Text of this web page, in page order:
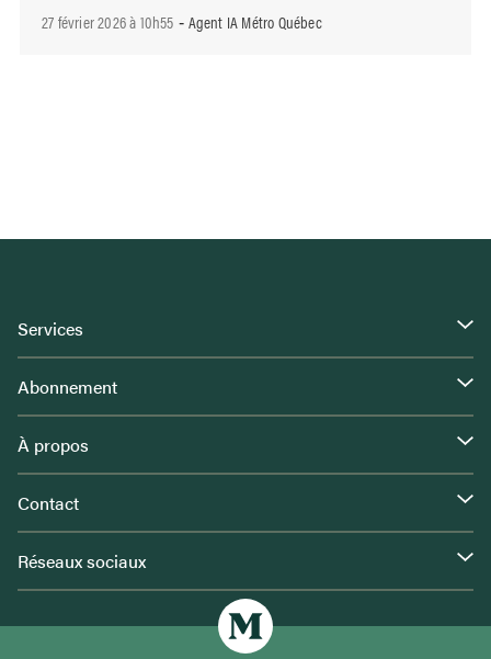
27 février 2026 à 10h55 - Agent IA Métro Québec
Services
Abonnement
À propos
Contact
Réseaux sociaux